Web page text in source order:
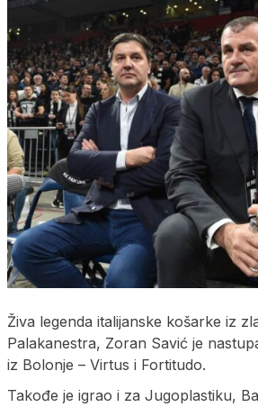
Živa legenda italijanske košarke iz
Palakanestra, Zoran Savić je
iz Bolonje – Virtus i Fortitudo.
Takođe je igrao i za Jugoplastiku,